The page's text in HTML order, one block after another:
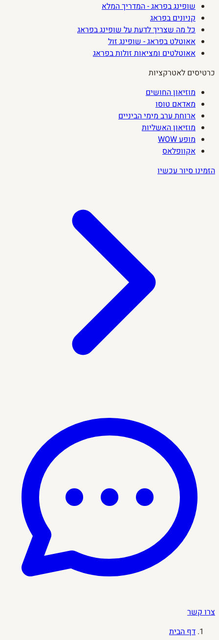
שופינג בפראג - המדריך המלא
קניונים בפראג
כל מה שצריך לדעת על שופינג בפראג
אאוטלט בפראג - שופינג זול
אאוטלטים ומציאות זולות בפראג
כרטיסים לאטרקציות
מוזיאון החושים
מאדאם טוסו
ארוחת ערב מימי הביניים
מוזיאון האשליות
מופע WOW
אקוופלאס
הזמינו סיור עכשיו
צרו קשר
דף הבית